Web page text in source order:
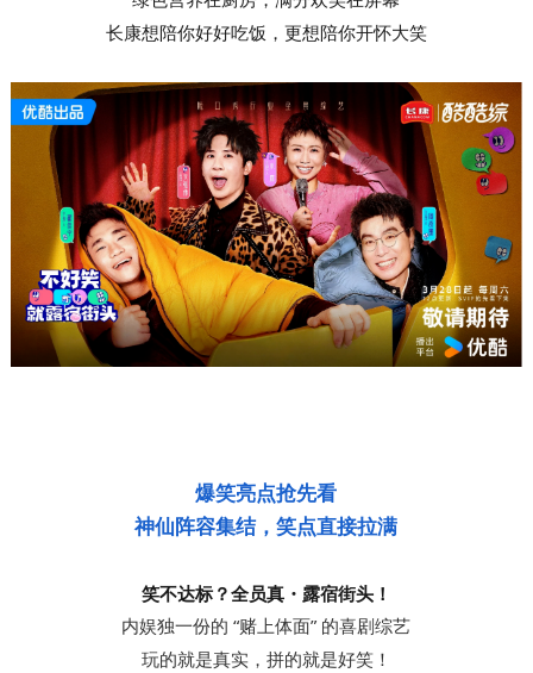
长康想陪你好好吃饭，更想陪你开怀大笑
爆笑亮点抢先看
神仙阵容集结，笑点直接拉满
笑不达标？全员真・露宿街头！
内娱独一份的 “赌上体面” 的喜剧综艺
玩的就是真实，拼的就是好笑！